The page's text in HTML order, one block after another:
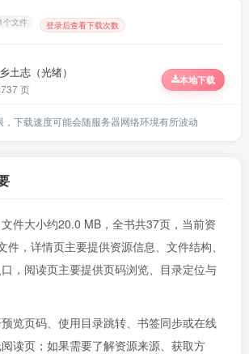
1个文件 登录后查看下载次数
土志（光绪）
37 页
本地下载
，下载速度可能会随服务器网络环境有所波动
件大小约20.0 MB，全书共37页，当前资
件，详情页主要提供资源信息、文件结构、
，阅读页主要提供页码浏览、目录定位与
览页码、使用目录跳转、书签同步或在线
读页 ；如果需要了解资源来源、获取方